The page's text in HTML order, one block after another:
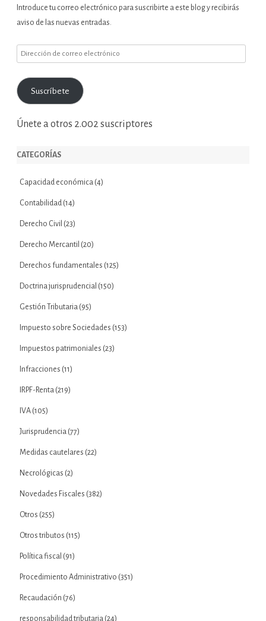
Introduce tu correo electrónico para suscribirte a este blog y recibirás
aviso de las nuevas entradas.
Dirección
correo
electrónico
Suscríbete
Únete a otros 2.002 suscriptores
CATEGORÍAS
Capacidad económica (4)
Contabilidad (14)
Derecho Civil (23)
Derecho Mercantil (20)
Derechos fundamentales (125)
Doctrina jurisprudencial (150)
Gestión Tributaria (95)
Impuesto sobre Sociedades (153)
Impuestos patrimoniales (23)
Infracciones (11)
IRPF-Renta (219)
IVA (105)
Jurisprudencia (77)
Medidas cautelares (22)
Necrológicas (2)
Novedades Fiscales (382)
Otros (255)
Otros tributos (115)
Política fiscal (91)
Procedimiento Administrativo (351)
Recaudación (76)
responsabilidad tributaria (24)